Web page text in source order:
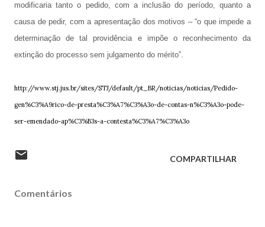
modificaria tanto o pedido, com a inclusão do período, quanto a
causa de pedir, com a apresentação dos motivos – “o que impede a
determinação de tal providência e impõe o reconhecimento da
extinção do processo sem julgamento do mérito”.
http://www.stj.jus.br/sites/STJ/default/pt_BR/noticias/noticias/Pedido-
gen%C3%A9rico-de-presta%C3%A7%C3%A3o-de-contas-n%C3%A3o-pode-
ser-emendado-ap%C3%B3s-a-contesta%C3%A7%C3%A3o
COMPARTILHAR
Comentários